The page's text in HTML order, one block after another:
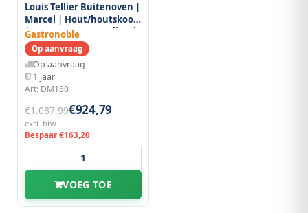
Louis Tellier Buitenoven |
Marcel | Hout/houtskool
| Temperatuurregeling |
440x755x920(h)mm
Gastronoble
Op aanvraag
Op aanvraag
1 jaar
Art: DM180
€1.087,99€924,79
excl. btw
Bespaar €163,20
VOEG TOE